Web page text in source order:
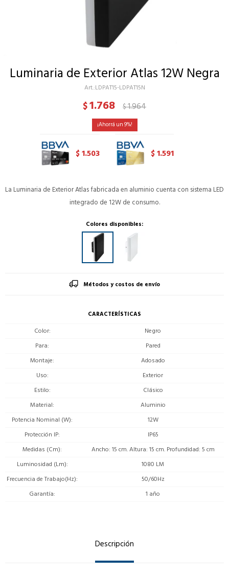
Luminaria de Exterior Atlas 12W Negra
LDPAT15-LDPAT15N
$1.768 $1.964
9
$1.503 $1.591
La Luminaria de Exterior Atlas fabricada en aluminio cuenta con sistema LED
integrado de 12W de consumo.
Colores disponibles:
Métodos y costos de envío
CARACTERÍSTICAS
Color
Negro
Para
Pared
Montaje
Adosado
Uso
Exterior
Estilo
Clásico
Material
Aluminio
Potencia Nominal (W)
12W
Protección IP
IP65
Medidas (Cm)
Ancho: 15 cm. Altura: 15 cm. Profundidad: 5 cm
Luminosidad (Lm)
1080 LM
Frecuencia de Trabajo(Hz)
50/60Hz
Garantía
1 año
Descripción